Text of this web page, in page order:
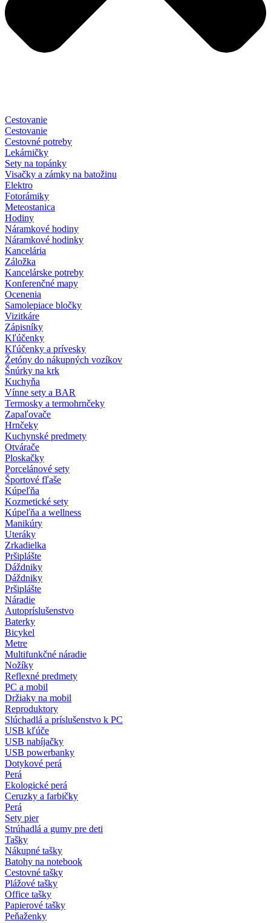
Cestovanie
Cestovanie
Cestovné potreby
Lekárničky
Sety na topánky
Visačky a zámky na batožinu
Elektro
Fotorámiky
Meteostanica
Hodiny
Náramkové hodiny
Náramkové hodinky
Kancelária
Záložka
Kancelárske potreby
Konferenčné mapy
Ocenenia
Samolepiace bločky
Vizitkáre
Zápisníky
Kľúčenky
Kľúčenky a prívesky
Žetóny do nákupných vozíkov
Šnúrky na krk
Kuchyňa
Vínne sety a BAR
Termosky a termohrnčeky
Zapaľovače
Hrnčeky
Kuchynské predmety
Otvárače
Ploskačky
Porcelánové sety
Športové fľaše
Kúpeľňa
Kozmetické sety
Kúpeľňa a wellness
Manikúry
Uteráky
Zrkadielka
Pršiplášte
Dáždniky
Dáždniky
Pršiplášte
Náradie
Autopríslušenstvo
Baterky
Bicykel
Metre
Multifunkčné náradie
Nožíky
Reflexné predmety
PC a mobil
Držiaky na mobil
Reproduktory
Slúchadlá a príslušenstvo k PC
USB kľúče
USB nabíjačky
USB powerbanky
Dotykové perá
Perá
Ekologické perá
Ceruzky a farbičky
Perá
Sety pier
Strúhadlá a gumy pre deti
Tašky
Nákupné tašky
Batohy na notebook
Cestovné tašky
Plážové tašky
Office tašky
Papierové tašky
Peňaženky